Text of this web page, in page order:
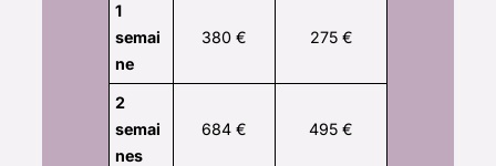
1
semai
ne
380 € 275 €
2
semai
nes
684 € 495 €